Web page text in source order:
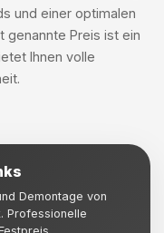
und einer optimalen
genannte Preis ist ein
Ihnen volle
Demontage von
Professionelle